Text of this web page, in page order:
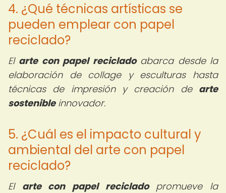
4. ¿Qué técnicas artísticas se
pueden emplear con papel
reciclado?
El arte con papel recicladoabarca desde la
elaboración de collage y esculturas hasta
técnicas de impresión y creación de arte
sostenibleinnovador.
5. ¿Cuál es el impacto cultural y
ambiental del arte con papel
reciclado?
El arte con papel recicladopromueve la